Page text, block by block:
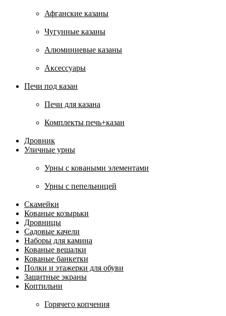
Афганские казаны
Чугунные казаны
Алюминиевые казаны
Аксессуары
Печи под казан
Печи для казана
Комплекты печь+казан
Дровник
Уличные урны
Урны с коваными элементами
Урны с пепельницей
Скамейки
Кованые козырьки
Дровницы
Садовые качели
Наборы для камина
Кованые вешалки
Кованые банкетки
Полки и этажерки для обуви
Защитные экраны
Коптильни
Горячего копчения